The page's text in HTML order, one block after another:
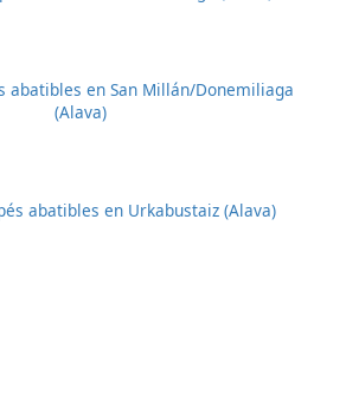
abatibles en San Millán/Donemiliaga
(Alava)
abatibles en Urkabustaiz (Alava)